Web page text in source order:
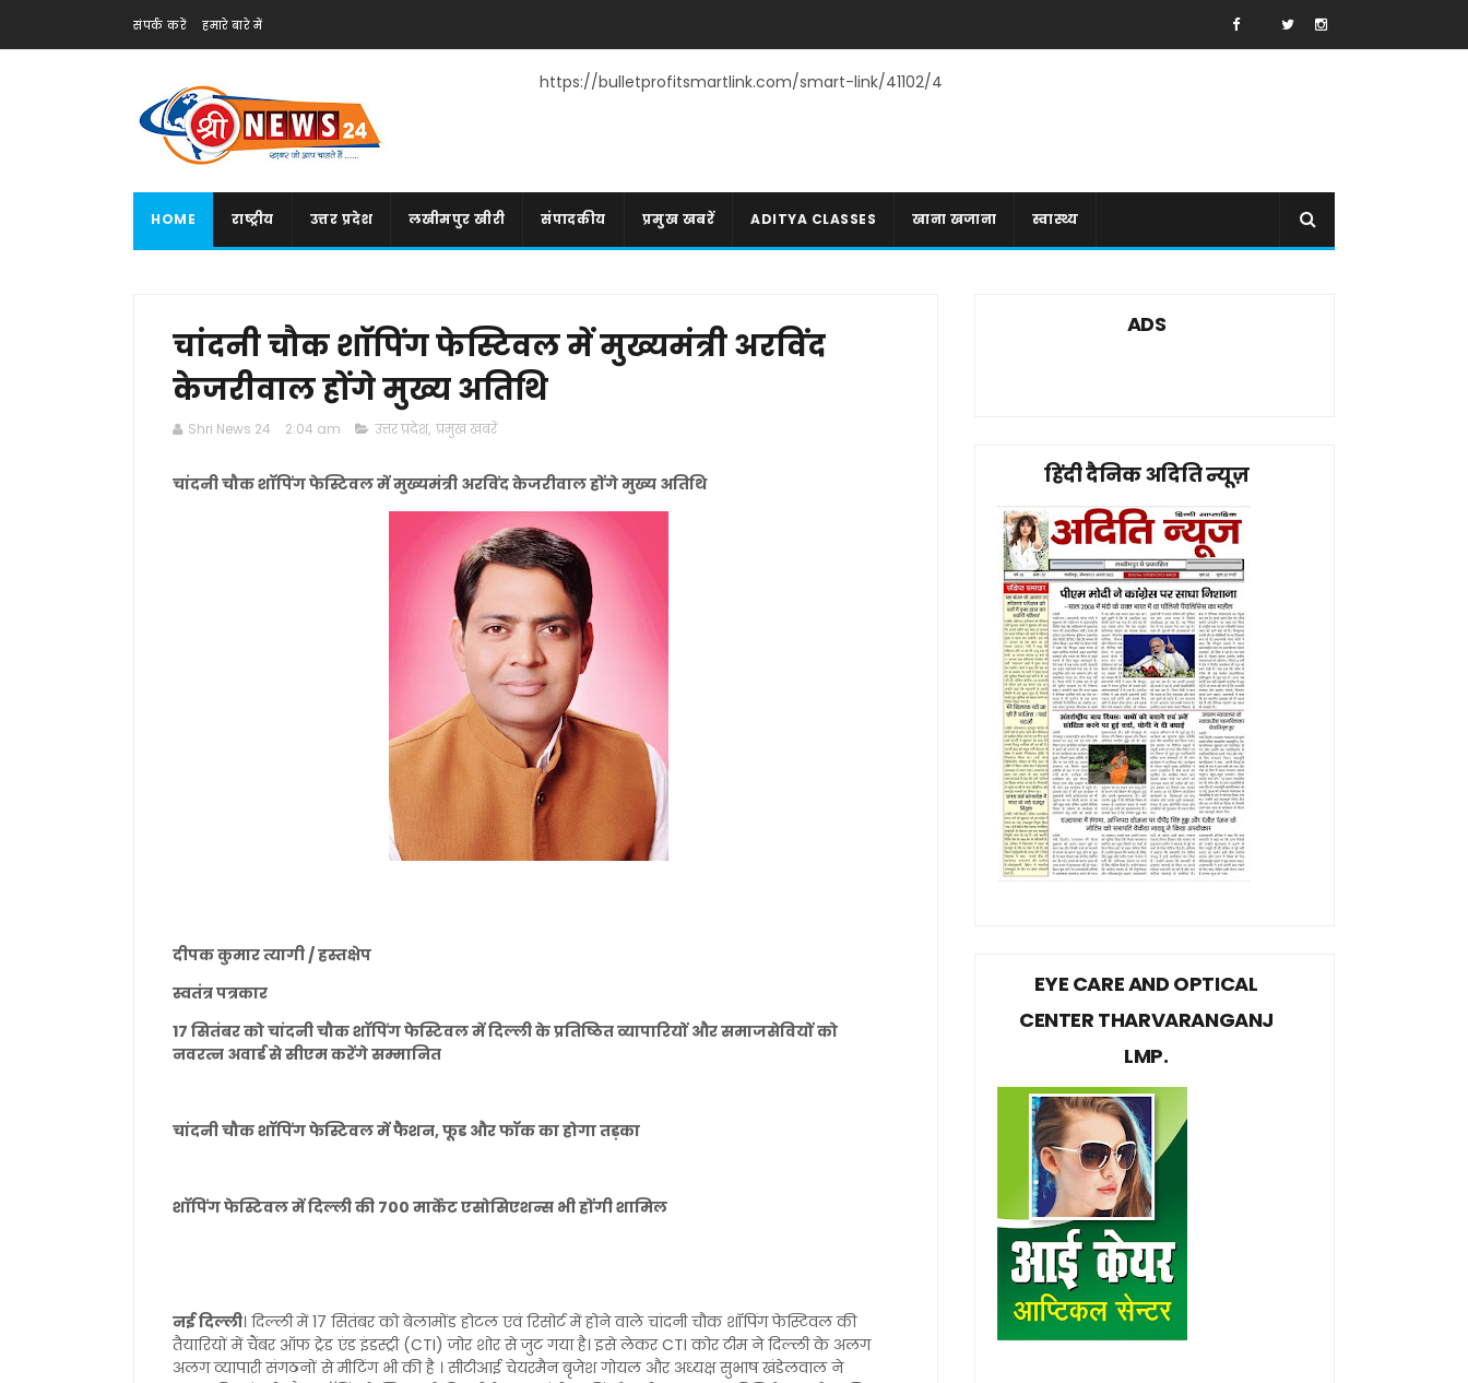
संपर्क करें हमारे बारे में
https://bulletprofitsmartlink.com/smart-link/41102/4
HOME राष्ट्रीय उत्तर प्रदेश लखीमपुर खीरी संपादकीय प्रमुख खबरें ADITYA CLASSES खाना खजाना स्वास्थ्य
चांदनी चौक शाॅपिंग फेस्टिवल में मुख्यमंत्री अरविंद
केजरीवाल होंगे मुख्य अतिथि
Shri News 24 2:04 am उत्तर प्रदेश, प्रमुख खबरें
चांदनी चौक शाॅपिंग फेस्टिवल में मुख्यमंत्री अरविंद केजरीवाल होंगे मुख्य अतिथि
दीपक कुमार त्यागी / हस्तक्षेप
स्वतंत्र पत्रकार
17 सितंबर को चांदनी चौक शाॅपिंग फेस्टिवल में दिल्ली के प्रतिष्ठित व्यापारियों और समाजसेवियों को
नवरत्न अवार्ड से सीएम करेंगे सम्मानित
चांदनी चौक शाॅपिंग फेस्टिवल में फैशन, फूड और फाॅक का होगा तड़का
शाॅपिंग फेस्टिवल में दिल्ली की 700 मार्केट एसोसिएशन्स भी होंगी शामिल
नई दिल्ली। दिल्ली में 17 सितंबर को बेलामोंड होटल एवं रिसोर्ट में होने वाले चांदनी चौक शॉपिंग फेस्टिवल की
तैयारियों में चैंबर ऑफ ट्रेड एंड इंडस्ट्री (CTI) जोर शोर से जुट गया है। इसे लेकर CTI कोर टीम ने दिल्ली के अलग
अलग व्यापारी संगठनों से मीटिंग भी की है । सीटीआई चेयरमैन बृजेश गोयल और अध्यक्ष सुभाष खंडेलवाल ने
ADS
हिंदी दैनिक अदिति न्यूज़
EYE CARE AND OPTICAL
CENTER THARVARANGANJ
LMP.